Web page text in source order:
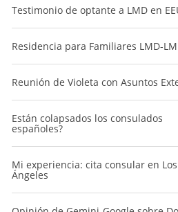
Testimonio de optante a LMD en
Residencia para Familiares LMD-
Reunión de Violeta con Asuntos
Están colapsados los consulados
españoles?
Mi experiencia: cita consular en Los
Ángeles